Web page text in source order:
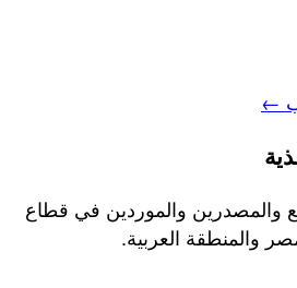
←
والمصدرين والموردين في قطاع
والمنطقة العربية.